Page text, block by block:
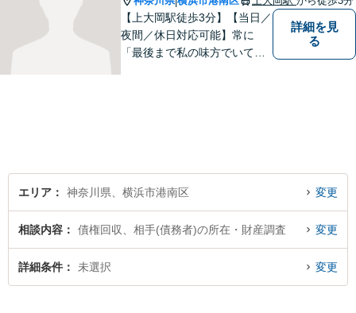
す。
【上大岡駅徒歩3分】【当日／
夜間／休日対応可能】常に
「最後まで私の味方でいてく
詳細を見
る
エリア 神奈川県、横浜市港南区 変更
相談内容 債権回収、相手(債務者)の所在・財産調査 変更
詳細条件 未選択 変更